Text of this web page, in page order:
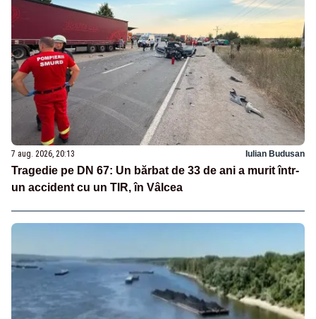
7 aug. 2026, 20:13 Iulian Budusan
Tragedie pe DN 67: Un bărbat de 33 de ani a murit într-
un accident cu un TIR, în Vâlcea